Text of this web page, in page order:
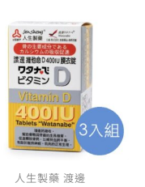
人生製藥 渡邊
始
價
格：
NT$ 900。